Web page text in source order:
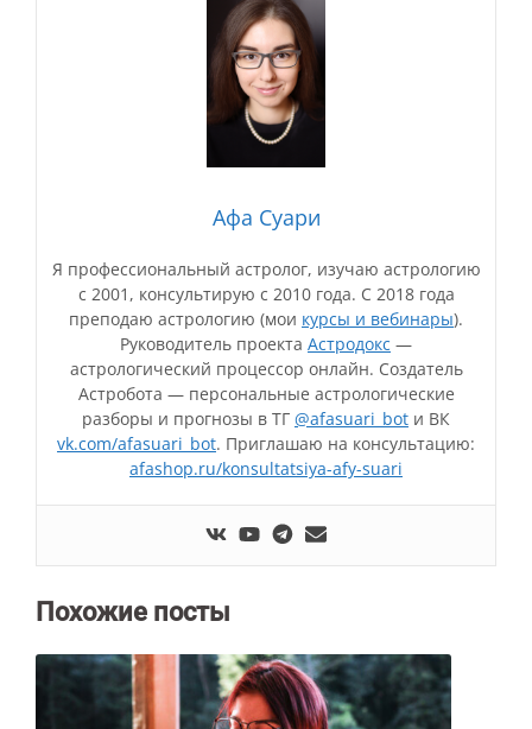
Афа Суари
Я профессиональный астролог, изучаю астрологию
с 2001, консультирую с 2010 года. С 2018 года
преподаю астрологию (мои курсы и вебинары).
Руководитель проекта Астродокс —
астрологический процессор онлайн. Создатель
Астробота — персональные астрологические
разборы и прогнозы в ТГ @afasuari_bot и ВК
vk.com/afasuari_bot. Приглашаю на консультацию:
afashop.ru/konsultatsiya-afy-suari
Похожие посты